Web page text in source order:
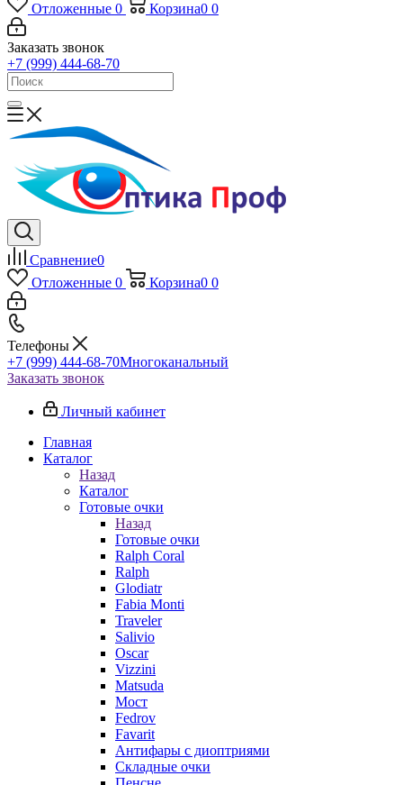
Отложенные 0 Корзина0 0
Заказать звонок
+7 (999) 444-68-70
Сравнение0
Отложенные 0 Корзина0 0
Телефоны
+7 (999) 444-68-70Многоканальный
Заказать звонок
Личный кабинет
Главная
Каталог
Назад
Каталог
Готовые очки
Назад
Готовые очки
Ralph Coral
Ralph
Glodiatr
Fabia Monti
Traveler
Salivio
Oscar
Vizzini
Matsuda
Мост
Fedrov
Favarit
Антифары с диоптриями
Складные очки